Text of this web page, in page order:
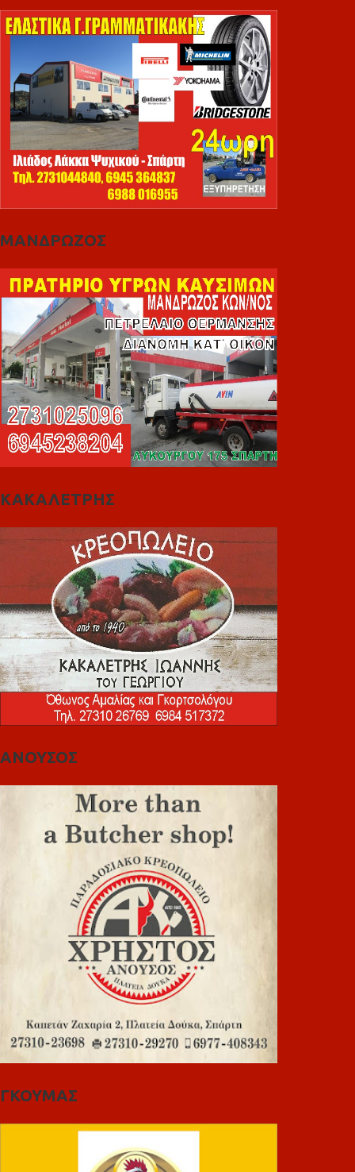
ΜΑΝΔΡΩΖΟΣ
ΚΑΚΑΛΕΤΡΗΣ
ΑΝΟΥΣΟΣ
ΓΚΟΥΜΑΣ